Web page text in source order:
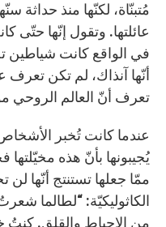
مُتبنّاة، لكنّها منذ
عائلتها. وتقول إنّها حتّى
في الواقع كانت شياطين
أنّها آنذاك، لم تكن
تعرف أنّ العالم الروحي
عندما كانت تُخبر
يُجيبونها بأنّ هذه
ممّا جعلها تستنتج أنّها
الكاثوليكيّة: “لطالما
مِن الإحباط والقلق. كنتُ